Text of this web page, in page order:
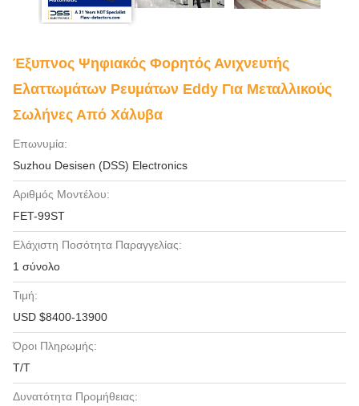
Έξυπνος Ψηφιακός Φορητός Ανιχνευτής
Ελαττωμάτων Ρευμάτων Eddy Για Μεταλλικούς
Σωλήνες Από Χάλυβα
Επωνυμία:
Suzhou Desisen (DSS) Electronics
Αριθμός Μοντέλου:
FET-99ST
Ελάχιστη Ποσότητα Παραγγελίας:
1 σύνολο
Τιμή:
USD $8400-13900
Όροι Πληρωμής:
T/T
Δυνατότητα Προμήθειας: